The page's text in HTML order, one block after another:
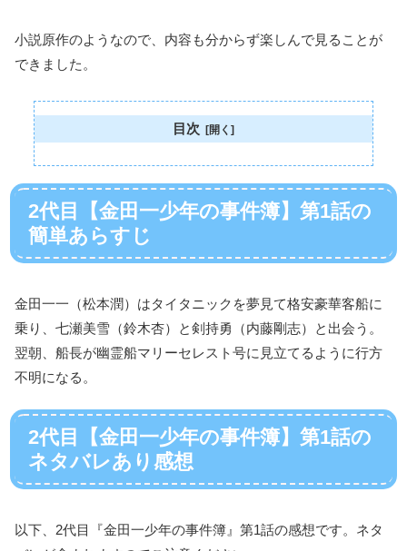
小説原作のようなので、内容も分からず楽しんで見ることが
できました。
目次
2代目【金田一少年の事件簿】第1話の
簡単あらすじ
金田一一（松本潤）はタイタニックを夢見て格安豪華客船に
乗り、七瀬美雪（鈴木杏）と剣持勇（内藤剛志）と出会う。
翌朝、船長が幽霊船マリーセレスト号に見立てるように行方
不明になる。
2代目【金田一少年の事件簿】第1話の
ネタバレあり感想
以下、2代目『金田一少年の事件簿』第1話の感想です。ネタ